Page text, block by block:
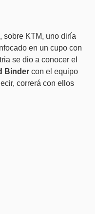
sobre KTM, uno diría
en un cupo con
se dio a conocer el
Bindercon el equipo
correrá con ellos